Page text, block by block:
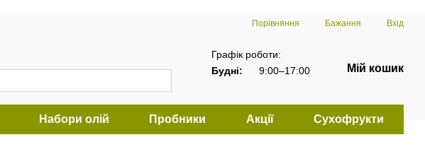
Порівняння Бажання Вхід
Графік роботи:
Будні:
9:00–17:00 Мій кошик
Набори олій Пробники Акції Сухофрукти